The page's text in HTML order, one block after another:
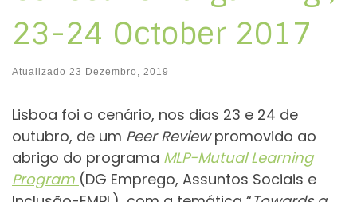
23-24 October 2017
Atualizado 23 Dezembro, 2019
Lisboa foi o cenário, nos dias 23 e 24 de
outubro, de um Peer Reviewpromovido ao
abrigo do programa MLP-Mutual Learning
Program (DG Emprego, Assuntos Sociais e